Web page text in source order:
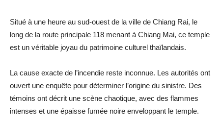
Situé à une heure au sud-ouest de la ville de Chiang Rai, le
long de la route principale 118 menant à Chiang Mai, ce temple
est un véritable joyau du patrimoine culturel thaïlandais.
La cause exacte de l’incendie reste inconnue. Les autorités ont
ouvert une enquête pour déterminer l’origine du sinistre. Des
témoins ont décrit une scène chaotique, avec des flammes
intenses et une épaisse fumée noire enveloppant le temple.